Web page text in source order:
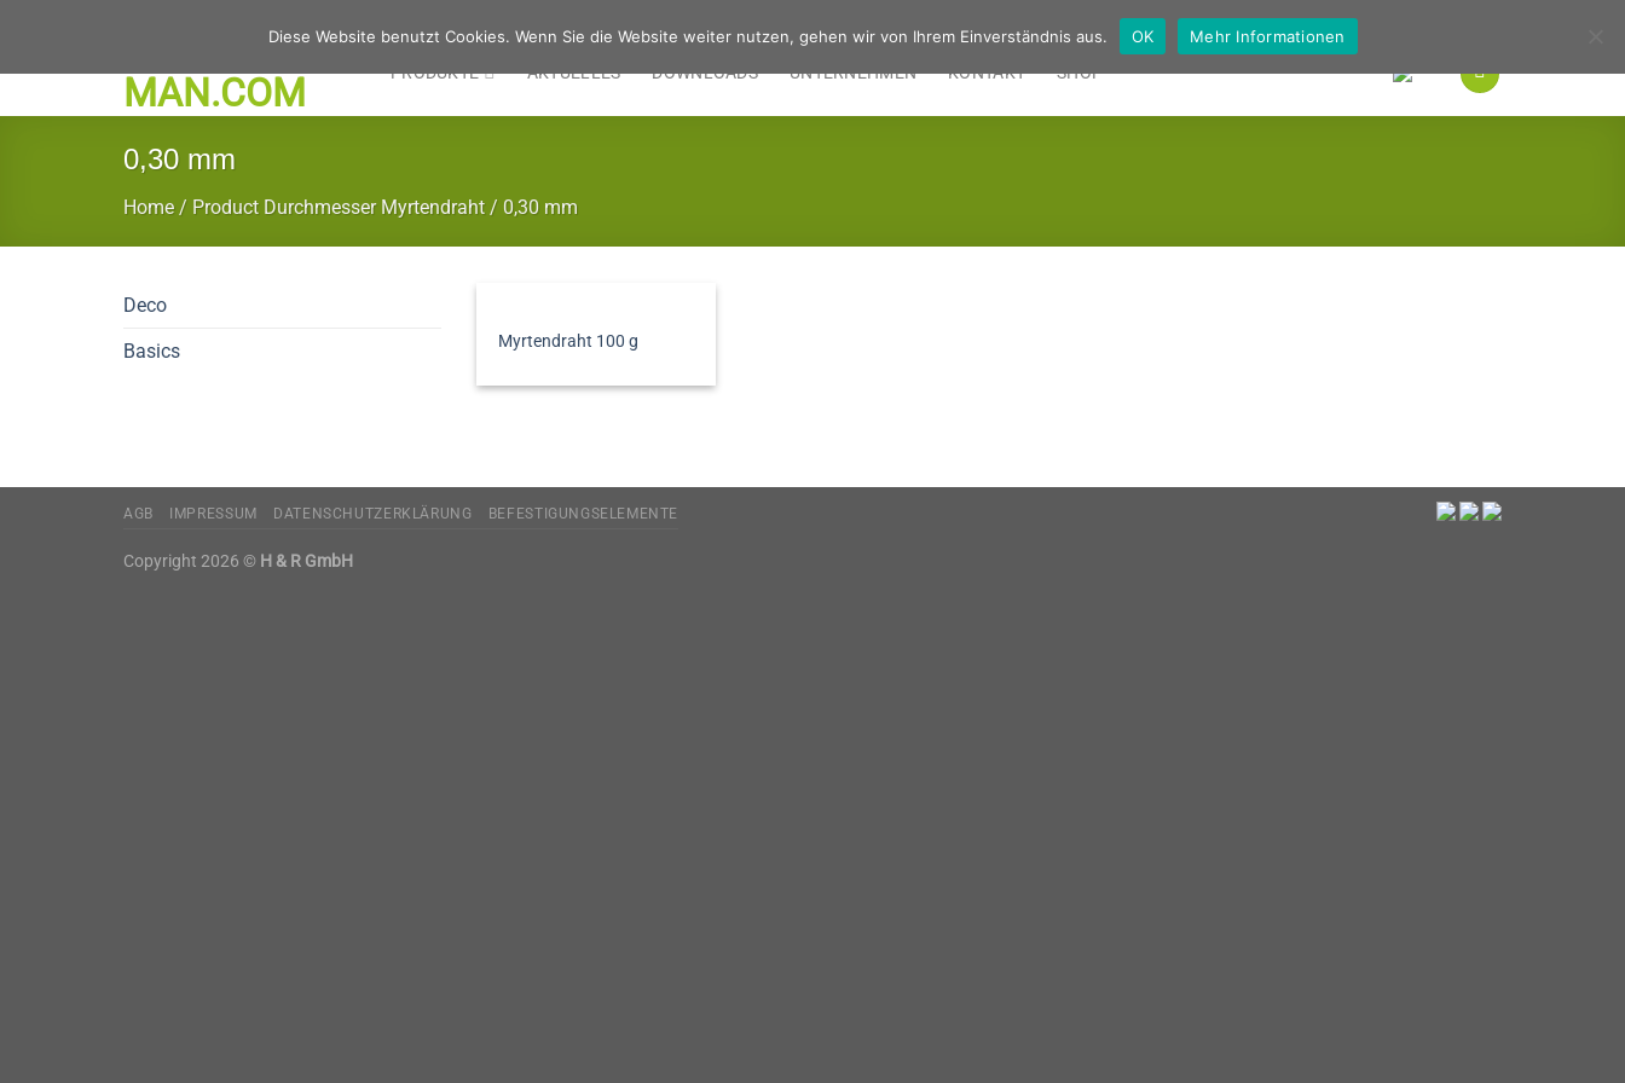
springen
Deutsch
PRODUKTE AKTUELLES DOWNLOADS UNTERNEHMEN KONTAKT SHOP
0,30 mm
Home / Product Durchmesser Myrtendraht / 0,30 mm
Deco
Basics
Myrtendraht 100 g
AGB IMPRESSUM DATENSCHUTZERKLÄRUNG BEFESTIGUNGSELEMENTE
Copyright 2026 © H & R GmbH
Diese Website benutzt Cookies. Wenn Sie die Website weiter nutzen, gehen wir von Ihrem Einverständnis aus. OK Mehr Informationen